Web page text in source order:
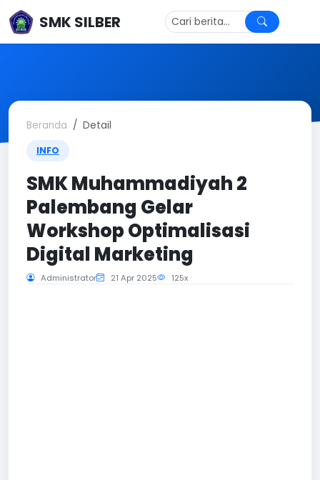
SMK SILBER
Beranda Detail
INFO
SMK Muhammadiyah 2
Palembang Gelar
Workshop Optimalisasi
Digital Marketing
Administrator 21 Apr 2025 125x